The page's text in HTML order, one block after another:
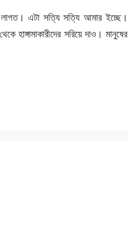
এটা সত্যি সত্যি আমার ইচ্ছে।
সরিয়ে দাও। মানুষের